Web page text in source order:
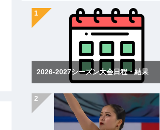
2026-2027シーズン大会日程・結果